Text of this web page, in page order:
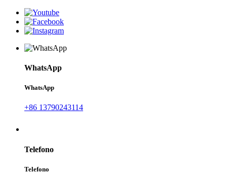
WhatsApp
WhatsApp
+86 13790243114
Telefono
Telefono